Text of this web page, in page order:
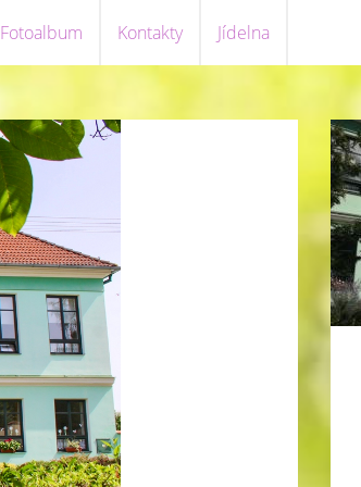
Fotoalbum Kontakty Jídelna